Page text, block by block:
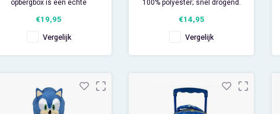
opbergbox is een echte
Het stimuleert kinderen om
hun kamer na het spelen op te
Afmeting: ca. L40 x B28,5 x H2
€19,95
Vergelijk
100% polyester; snel drogend.
bij de zwemles of voor op het
strand.
€14,95
Vergelijk